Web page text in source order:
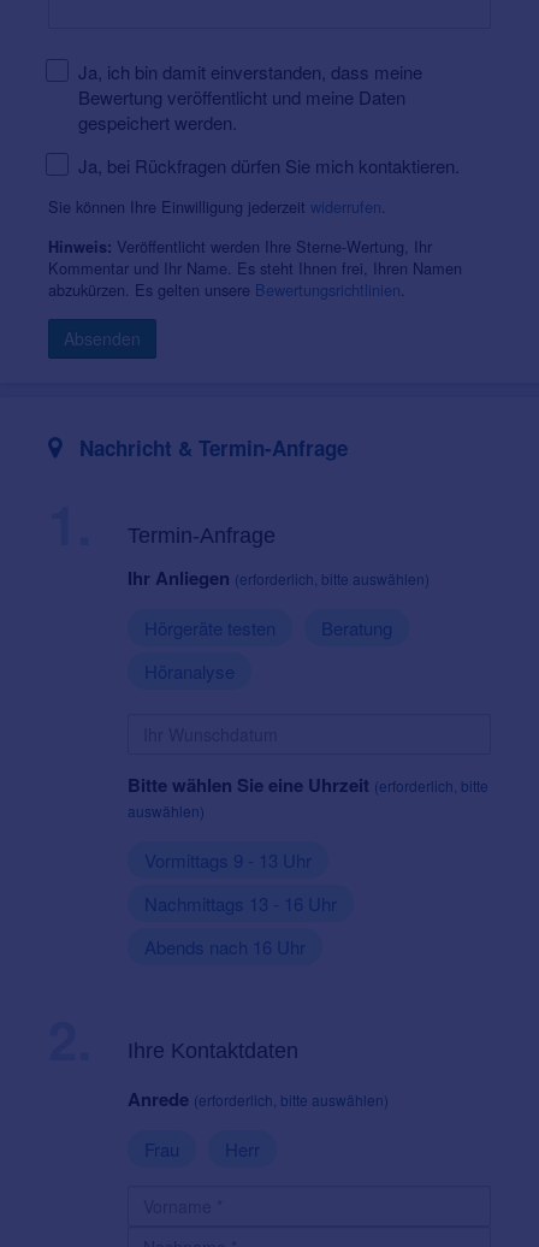
Ja, ich bin damit einverstanden, dass meine
Bewertung veröffentlicht und meine Daten
gespeichert werden.
Ja, bei Rückfragen dürfen Sie mich kontaktieren.
Sie können Ihre Einwilligung jederzeit widerrufen.
Hinweis: Veröffentlicht werden Ihre Sterne-Wertung, Ihr
Kommentar und Ihr Name. Es steht Ihnen frei, Ihren Namen
abzukürzen. Es gelten unsere Bewertungsrichtlinien.
Absenden
Nachricht & Termin-Anfrage
Termin-Anfrage
Ihr Anliegen (erforderlich, bitte auswählen)
Hörgeräte testen
Beratung
Höranalyse
Bitte wählen Sie eine Uhrzeit (erforderlich, bitte
auswählen)
Vormittags 9 - 13 Uhr
Nachmittags 13 - 16 Uhr
Abends nach 16 Uhr
Ihre Kontaktdaten
Anrede (erforderlich, bitte auswählen)
Frau Herr